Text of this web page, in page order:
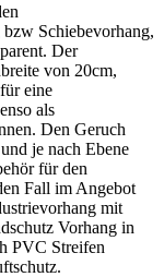
Schiebevorhang,
Der
von 20cm,
eine
als
Den Geruch
je nach Ebene
für den
Fall im Angebot
mit
Vorhang in
PVC Streifen